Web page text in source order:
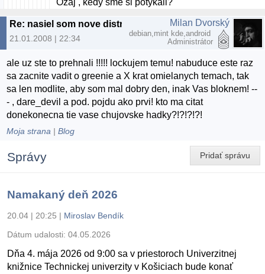
Ozaj , kedy sme si potykali?
Re: nasiel som nove distro
21.01.2008 | 22:34
Milan Dvorský
debian,mint kde,android
Administrátor
ale uz ste to prehnali !!!!! lockujem temu! nabuduce este raz
sa zacnite vadit o greenie a X krat omielanych temach, tak
sa len modlite, aby som mal dobry den, inak Vas bloknem! --
- , dare_devil a pod. pojdu ako prvi! kto ma citat
donekonecna tie vase chujovske hadky?!?!?!?!
Moja strana |Blog
Pridať správu
Správy
Namakaný deň 2026
20.04 | 20:25 | Miroslav Bendík
Dátum udalosti: 04.05.2026
Dňa 4. mája 2026 od 9:00 sa v priestoroch Univerzitnej
knižnice Technickej univerzity v Košiciach bude konať